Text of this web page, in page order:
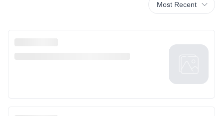
Most Recent